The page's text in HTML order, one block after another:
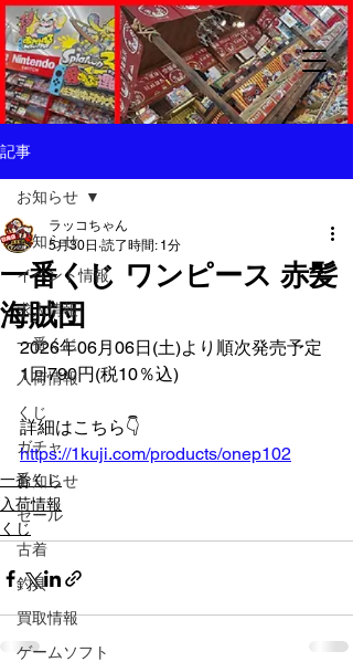
記事
お知らせ
イベント情報
求人情報
一番くじ
入荷情報
くじ
ガチャ
お知らせ
セール
古着
釣具
買取情報
ゲームソフト
お知らせ
一番くじ ワンピース 赤髪
海賊団
ラッコちゃん
5月30日 読了時間: 1分
2026年06月06日(土)より順次発売予定
1回790円(税10％込)
詳細はこちら👇️
https://1kuji.com/products/onep102
一番くじ
入荷情報
くじ